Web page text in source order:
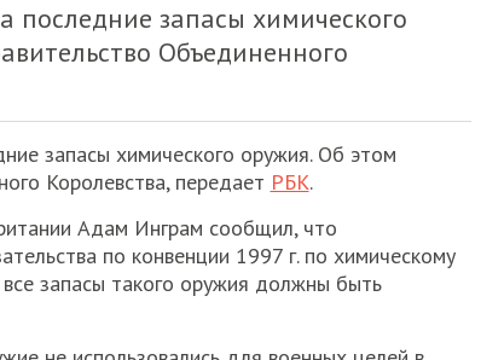
последние запасы химического
Объединенного
запасы химического оружия. Об этом
Королевства, передает РБК.
Адам Инграм сообщил, что
по конвенции 1997 г. по химическому
запасы такого оружия должны быть